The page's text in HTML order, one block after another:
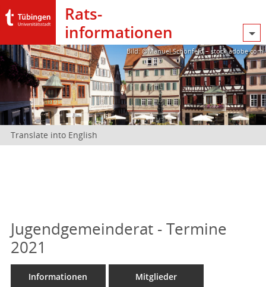
Rats­
informationen
Bild: @Manuel Schönfeld – stock.adobe.com
Translate into English
Jugendgemeinderat - Termine
2021
Informationen Mitglieder